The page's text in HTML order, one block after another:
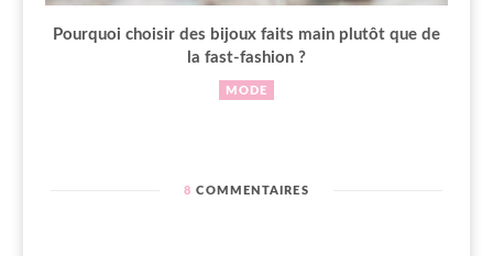
Pourquoi choisir des bijoux faits main plutôt que de
la fast-fashion ?
MODE
8 COMMENTAIRES